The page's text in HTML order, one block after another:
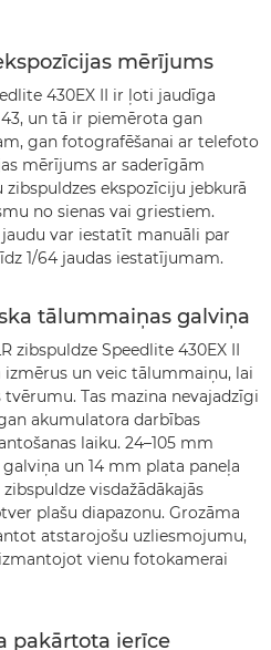
mērījums
430EX II ir ļoti jaudīga
un tā ir piemērota gan
gan fotografēšanai ar telefoto
mērījums ar saderīgām
ekspozīciju jebkurā
no sienas vai griestiem.
var iestatīt manuāli par
1/64 jaudas iestatījumam.
tālummaiņas galviņa
zibspuldze Speedlite 430EX II
un veic tālummaiņu, lai
Tas mazina nevajadzīgi
akumulatora darbības
laiku. 24–105 mm
un 14 mm plata paneļa
visdažādākajās
plašu diapazonu. Grozāma
atstarojošu uzliesmojumu,
vienu fotokamerai
pakārtota ierīce